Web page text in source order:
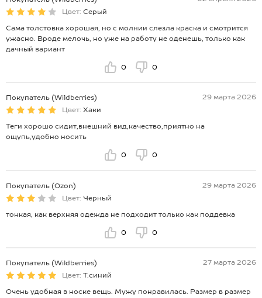
Цвет: Серый
Сама толстовка хорошая, но с молнии слезла краска и смотрится
ужасно. Вроде мелочь, но уже на работу не оденешь, только как
дачный вариант
0 0
Покупатель (Wildberries)
29 марта 2026
Цвет: Хаки
Теги хорошо сидит,внешний вид,качество,приятно на
ощупь,удобно носить
0 0
Покупатель (Ozon)
29 марта 2026
Цвет: Черный
тонкая, как верхняя одежда не подходит только как поддевка
0 0
Покупатель (Wildberries)
27 марта 2026
Цвет: Т.синий
Очень удобная в носке вещь. Мужу понравилась. Размер в размер